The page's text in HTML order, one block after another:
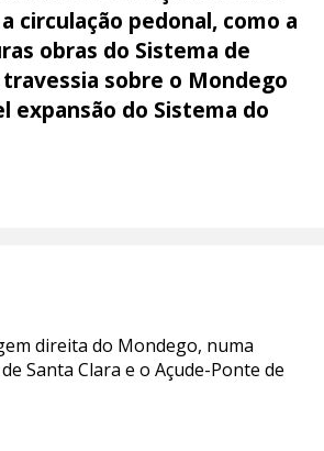
circulação pedonal, como a
obras do Sistema de
sobre o Mondego
expansão do Sistema do
direita do Mondego, numa
Santa Clara e o Açude-Ponte de